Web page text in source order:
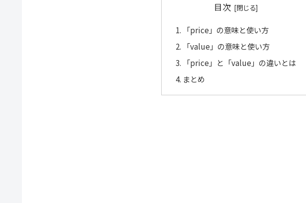
目次
「price」の意味と使い方
「value」の意味と使い方
「price」と「value」の違いとは
まとめ